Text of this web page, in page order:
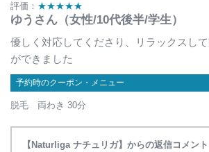
評価： ★★★★★
ゆうさん（女性/10代後半/学生）
優しく対応してくださり、リラックスし
ができました
予約時のクーポン・メニュー
脱毛 両わき 30分
【Naturliga ナチュリガ】からの返信コメント